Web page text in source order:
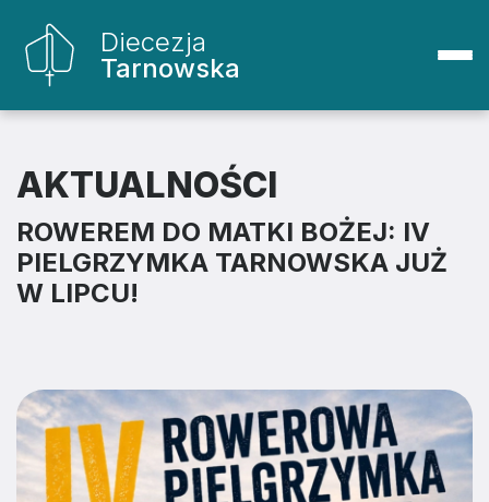
Diecezja
Tarnowska
AKTUALNOŚCI
ROWEREM DO MATKI BOŻEJ: IV
PIELGRZYMKA TARNOWSKA JUŻ
W LIPCU!